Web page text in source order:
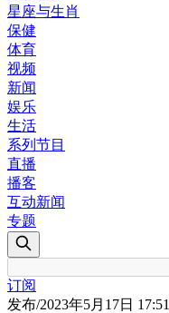
星座与生肖
保健
体育
视频
新闻
娱乐
生活
系列节目
直播
播客
互动新闻
专题
订阅
发布/2023年5月17日 17:51